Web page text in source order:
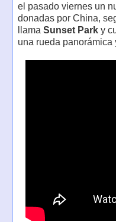
el pasado viernes un
donadas por China,
llama Sunset Parky
una rueda panorámica